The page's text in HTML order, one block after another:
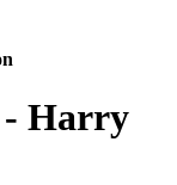
- Harry